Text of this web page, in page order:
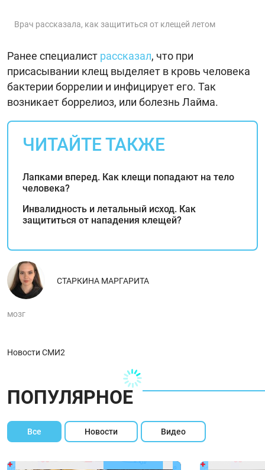
Врач рассказала, как защититься от клещей летом
Ранее специалист рассказал, что при
присасывании клещ выделяет в кровь человека
бактерии боррелии и инфицирует его. Так
возникает боррелиоз, или болезнь Лайма.
ЧИТАЙТЕ ТАКЖЕ
Лапками вперед. Как клещи попадают на тело
человека?
Инвалидность и летальный исход. Как
защититься от нападения клещей?
СТАРКИНА МАРГАРИТА
мозг
Новости СМИ2
ПОПУЛЯРНОЕ
Все Новости Видео